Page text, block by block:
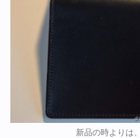
新品の時よりは